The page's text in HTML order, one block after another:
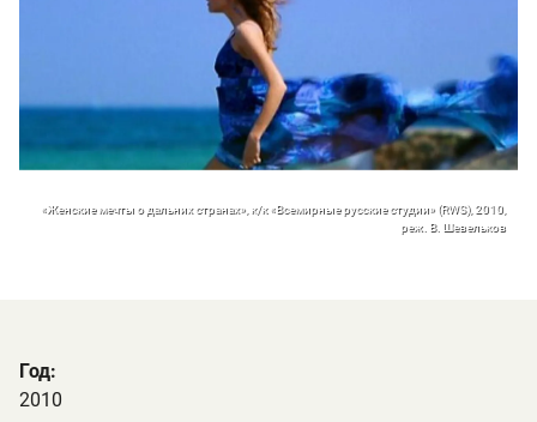
«Женские мечты о дальних странах», к/к «Всемирные русские студии» (RWS), 2010,
реж. В. Шевельков
Год:
2010